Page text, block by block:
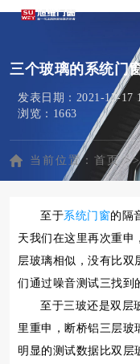
三个玻璃的系统门
发表日期：2021-12-
浏览：1663
当前位置： 首页
至于系统门窗的隔
天我们在这里再次重申
层玻璃相似，没有比双
们通过噪音测试三找到
至于三玻还是双层
里重申，断桥铝三层玻
明显的测试数据比双层